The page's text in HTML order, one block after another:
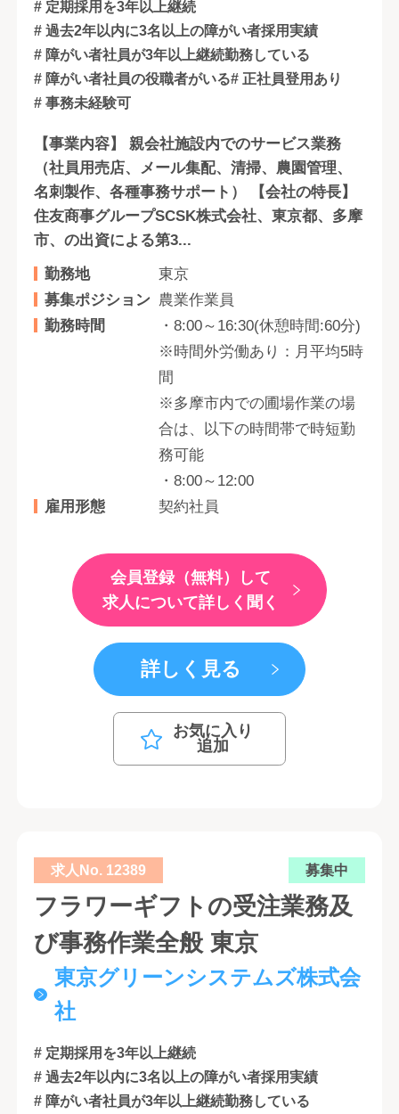
# 定期採用を3年以上継続
# 過去2年以内に3名以上の障がい者採用実績
# 障がい者社員が3年以上継続勤務している
# 障がい者社員の役職者がいる# 正社員登用あり
# 事務未経験可
【事業内容】 親会社施設内でのサービス業務
（社員用売店、メール集配、清掃、農園管理、
名刺製作、各種事務サポート） 【会社の特長】
住友商事グループSCSK株式会社、東京都、多摩
市、の出資による第3...
勤務地
東京
募集ポジション 農業作業員
勤務時間
・8:00～16:30(休憩時間:60分)
※時間外労働あり：月平均5時
間
※多摩市内での圃場作業の場
合は、以下の時間帯で時短勤
務可能
・8:00～12:00
雇用形態
契約社員
会員登録（無料）して
求人について詳しく聞く
詳しく見る
お気に入り
追加
求人No. 12389 募集中
フラワーギフトの受注業務及
び事務作業全般 東京
東京グリーンシステムズ株式会
社
# 定期採用を3年以上継続
# 過去2年以内に3名以上の障がい者採用実績
# 障がい者社員が3年以上継続勤務している